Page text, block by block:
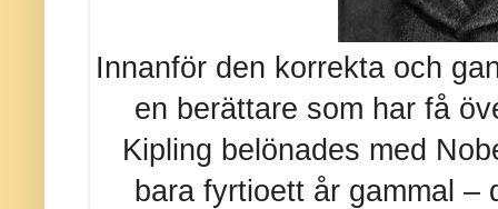
Innanför den korrekta och
en berättare som har få
Kipling belönades med
bara fyrtioett år gammal –